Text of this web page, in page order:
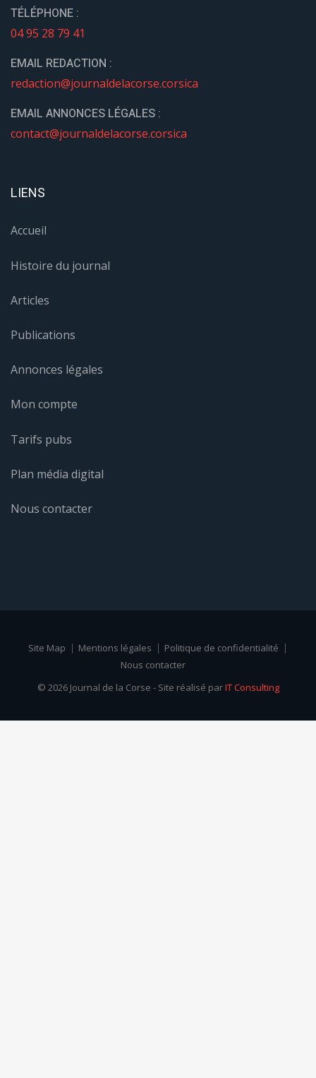
TÉLÉPHONE :
04 95 28 79 41
EMAIL REDACTION :
redaction@journaldelacorse.corsica
EMAIL ANNONCES LÉGALES :
contact@journaldelacorse.corsica
LIENS
Accueil
Histoire du journal
Articles
Publications
Annonces légales
Mon compte
Tarifs pubs
Plan média digital
Nous contacter
Site Map Mentions légales
Politique de confidentialité
Nous contacter
© 2026 Journal de la Corse - Site réalisé parIT Consulting